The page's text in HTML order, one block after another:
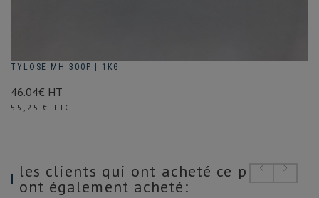
TYLOSE MH 300P | 1KG
46.04€ HT
Prix
55,25 € TTC
les clients qui ont acheté ce produit
ont également acheté: